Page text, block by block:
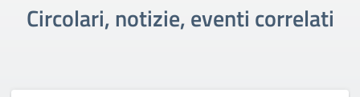
Circolari, notizie, eventi correlati